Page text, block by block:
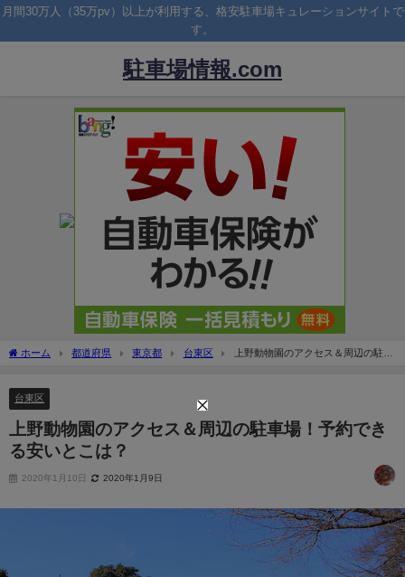
月間30万人（35万pv）以上が利用する、格安駐車場キュレーションサイトで
す。
駐車場情報.com
ホーム 都道府県 東京都 台東区
上野動物園のアクセス＆周辺の駐車
台東区
上野動物園のアクセス＆周辺の駐車場！予約でき
る安いとこは？
2020年1月10日 2020年1月9日